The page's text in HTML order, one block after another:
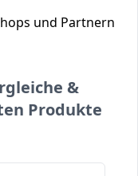
und Partnern
&
Produkte